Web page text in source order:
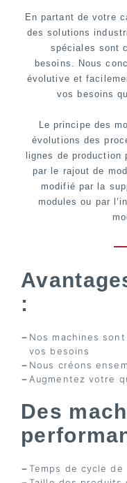
En partant de votre
des solutions
spéciales sont
besoins. Nous
évolutive et
vos besoins
Le principe des
évolutions des
lignes de
par le rajout de
modifié par la
modules ou par
:
Nos machines
vos besoins
Nous créons
Augmentez votre
Des
Temps de cycle de